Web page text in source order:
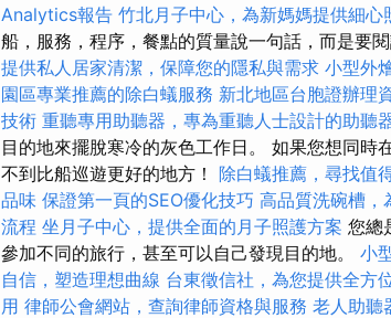
Analytics報告 竹北月子中心，為新媽媽提供細心
船，服務，程序，餐點的質量說一句話，而是要
提供私人居家清潔，保障您的隱私與需求 小型外
園區專業推薦的除白蟻服務 新北地區台胞證辦理
技術 重聽專用助聽器，專為重聽人士設計的助聽
目的地來擺脫寒冷的灰色工作日。 如果您想同
不到比船巡遊更好的地方！ 除白蟻推薦，尋找值
品味 保證第一頁的SEO優化技巧 高品質洗碗槽，
流程 坐月子中心，提供全面的月子照護方案 您總
參加不同的旅行，甚至可以自己發現目的地。 小
自信，塑造理想曲線 台東徵信社，為您提供全方
用 律師公會網站，查詢律師資格與服務 老人助聽